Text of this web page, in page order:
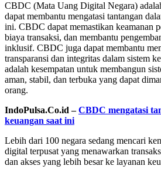
CBDC (Mata Uang Digital Negara)
dapat membantu mengatasi tantangan
ini. CBDC dapat memastikan keamanan
biaya transaksi, dan membantu
inklusif. CBDC juga dapat membantu
transparansi dan integritas dalam sistem
adalah kesempatan untuk membangun
aman, stabil, dan terbuka yang dapat
orang.
IndoPulsa.Co.id –CBDC mengatasi
keuangan saat ini
Lebih dari 100 negara sedang mencari
digital terpusat yang menawarkan
dan akses yang lebih besar ke layanan